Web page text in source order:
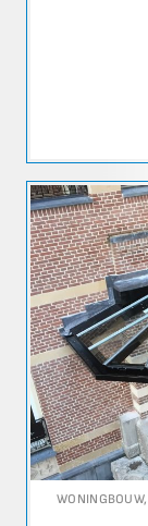
WONINGBOUW,